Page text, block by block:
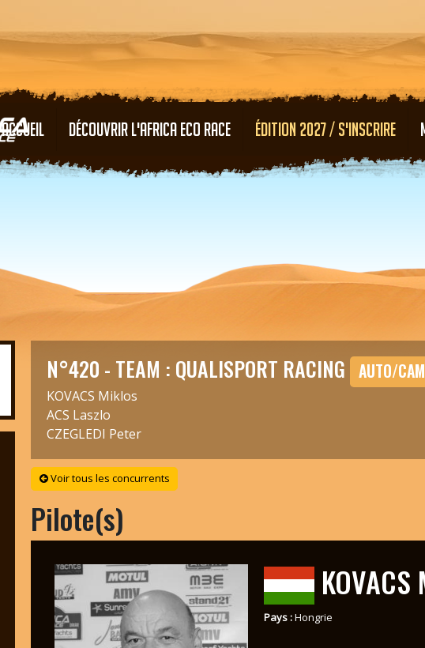
ACCUEIL DÉCOUVRIR L'AFRICA ECO RACE ÉDITION 2027 / S'INSCRIRE
N°420 - TEAM : QUALISPORT RACING AUTO/
KOVACS Miklos
ACS Laszlo
CZEGLEDI Peter
Voir tous les concurrents
Pilote(s)
KOVACS
Pays :Hongrie